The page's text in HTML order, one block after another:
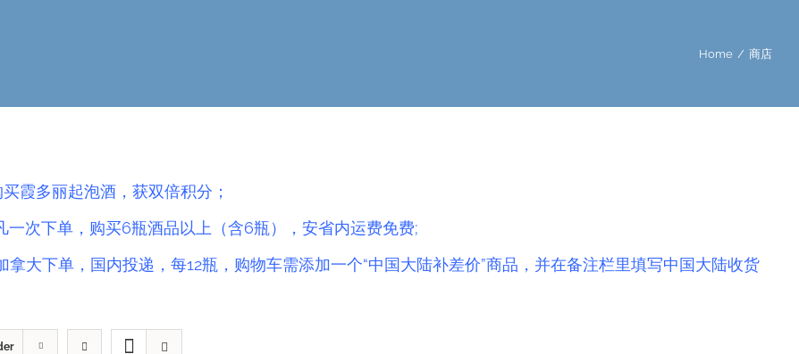
Home / 商店
霞多丽起泡酒，获双倍积分；
一次下单，购买6瓶酒品以上（含6瓶），安省内运费免费;
拿大下单，国内投递，每12瓶，购物车需添加一个“中国大陆补差价”商品，并在备注栏里填写中国大陆收货